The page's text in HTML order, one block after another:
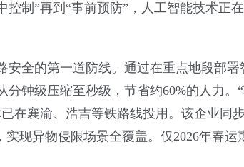
制”再到“事前预防”，人工智能技术正
全的第一道防线。通过在重点地段部
钟级压缩至秒级，节省约60%的人力
在襄渝、浩吉等铁路线投用。该企业同
现异物侵限场景全覆盖。仅2026年春运